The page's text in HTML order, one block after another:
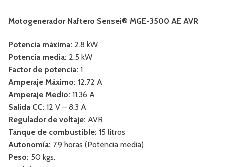
Motogenerador Naftero Sensei® MGE-3500 AE AVR
Potencia máxima: 2.8 kW
Potencia media: 2.5 kW
Factor de potencia: 1
Amperaje Máximo: 12.72 A
Amperaje Medio: 11.36 A
Salida CC: 12 V – 8.3 A
Regulador de voltaje: AVR
Tanque de combustible: 15 litros
Autonomía: 7,9 horas (Potencia media)
Peso: 50 kgs.